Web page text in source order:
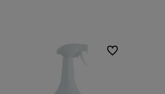
Do ulubionych